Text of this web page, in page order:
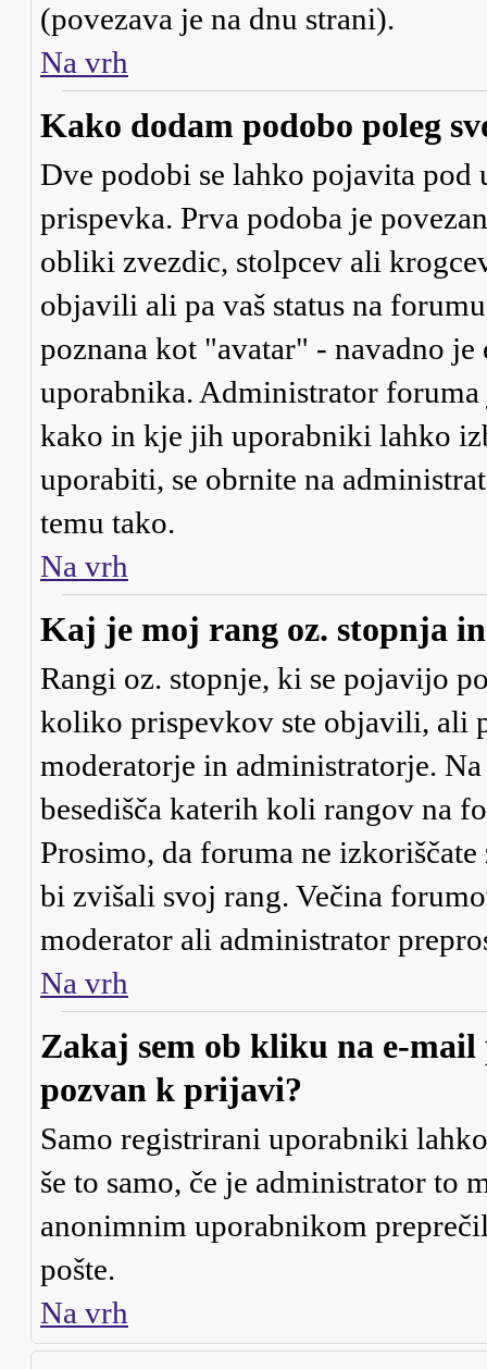
(povezava je na dnu strani).
Na vrh
Kako dodam podobo poleg
Dve podobi se lahko pojavita
prispevka. Prva podoba je
obliki zvezdic, stolpcev ali
objavili ali pa vaš status na
poznana kot "avatar" - navadno je
uporabnika. Administrator
kako in kje jih uporabniki lahko
uporabiti, se obrnite na
temu tako.
Na vrh
Kaj je moj rang oz. stopnja
Rangi oz. stopnje, ki se pojavijo
koliko prispevkov ste objavili, ali
moderatorje in administratorje.
besedišča katerih koli rangov na
Prosimo, da foruma ne
bi zvišali svoj rang. Večina
moderator ali administrator
Na vrh
Zakaj sem ob kliku na e-mail
pozvan k prijavi?
Samo registrirani uporabniki
še to samo, če je administrator to
anonimnim uporabnikom
pošte.
Na vrh